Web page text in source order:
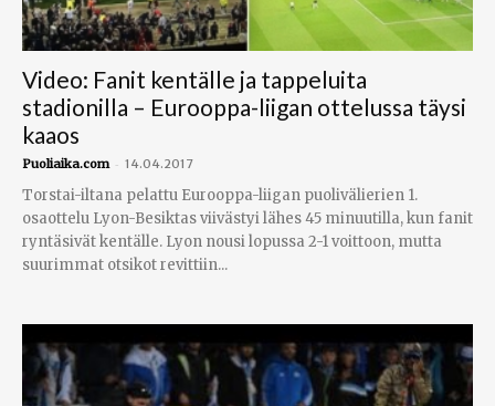
Video: Fanit kentälle ja tappeluita
stadionilla – Eurooppa-liigan ottelussa täysi
kaaos
Puoliaika.com - 14.04.2017
Torstai-iltana pelattu Eurooppa-liigan puolivälierien 1.
osaottelu Lyon-Besiktas viivästyi lähes 45 minuutilla, kun fanit
ryntäsivät kentälle. Lyon nousi lopussa 2-1 voittoon, mutta
suurimmat otsikot revittiin...